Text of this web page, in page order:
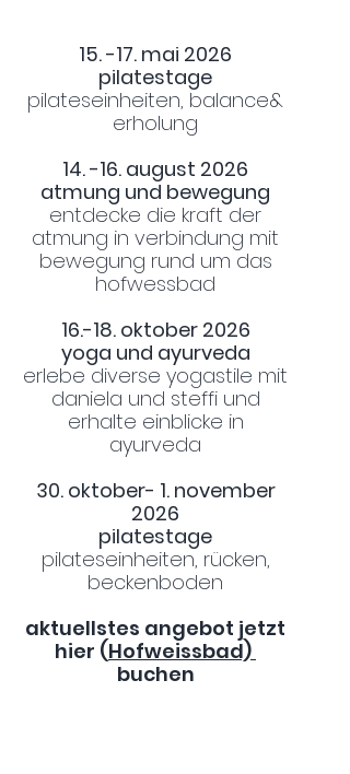
15. -17. mai 2026
pilatestage
pilateseinheiten, balance&
erholung
14. -16. august 2026
atmung und bewegung
entdecke die kraft der
atmung in verbindung mit
bewegung rund um das
hofwessbad
16.-18. oktober 2026
yoga und ayurveda
erlebe diverse yogastile mit
daniela und steffi und
erhalte einblicke in
ayurveda
30. oktober- 1. november
2026
pilatestage
pilateseinheiten, rücken,
beckenboden
aktuellstes angebot jetzt
hier (Hofweissbad)
buchen